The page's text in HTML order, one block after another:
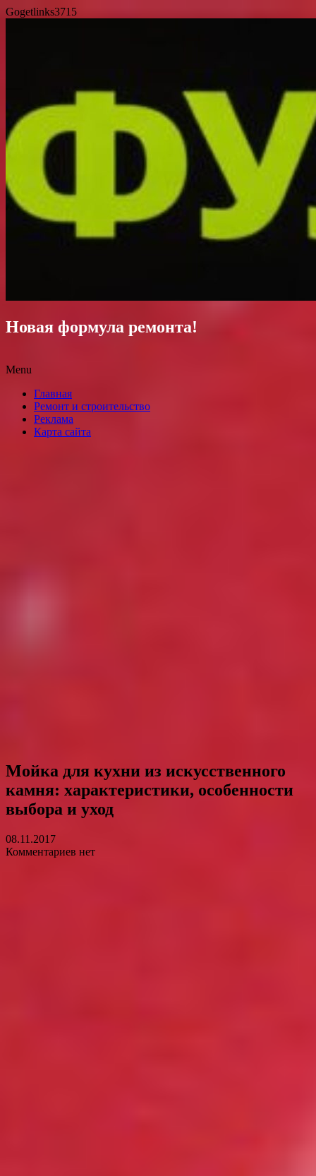
Gogetlinks3715
Новая формула ремонта!
Menu
content
Главная
Ремонт и строительство
Реклама
Карта сайта
Мойка для кухни из искусственного
камня: характеристики, особенности
выбора и уход
08.11.2017
Комментариев нет